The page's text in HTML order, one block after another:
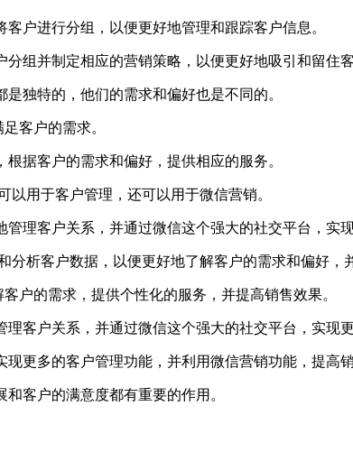
户进行分组，以便更好地管理和跟踪客户信息。
组并制定相应的营销策略，以便更好地吸引和留住客
独特的，他们的需求和偏好也是不同的。
客户的需求。
据客户的需求和偏好，提供相应的服务。
以用于客户管理，还可以用于微信营销。
理客户关系，并通过微信这个强大的社交平台，实
分析客户数据，以便更好地了解客户的需求和偏好，
户的需求，提供个性化的服务，并提高销售效果。
客户关系，并通过微信这个强大的社交平台，实现
更多的客户管理功能，并利用微信营销功能，提高销
客户的满意度都有重要的作用。